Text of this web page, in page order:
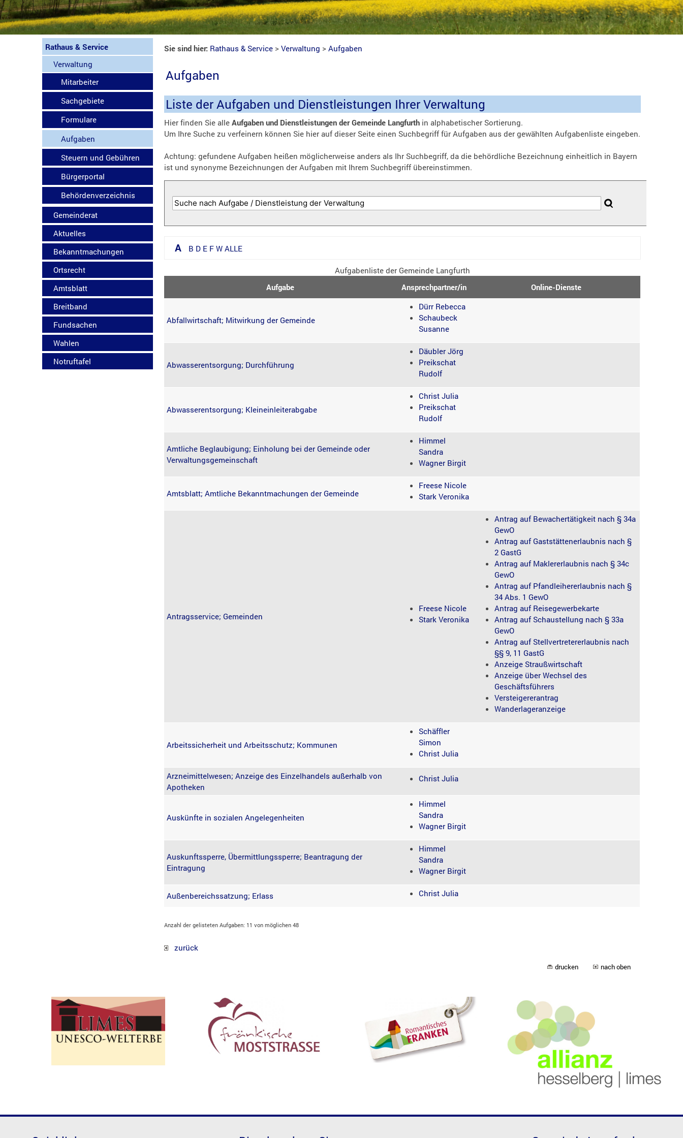
Rathaus & Service
Verwaltung
Mitarbeiter
Sachgebiete
Formulare
Aufgaben
Steuern und Gebühren
Bürgerportal
Behördenverzeichnis
Gemeinderat
Aktuelles
Bekanntmachungen
Ortsrecht
Amtsblatt
Breitband
Fundsachen
Wahlen
Notruftafel
Sie sind hier: Rathaus & Service >Verwaltung >Aufgaben
Aufgaben
Liste der Aufgaben und Dienstleistungen Ihrer Verwaltung
Hier finden Sie alleAufgaben und Dienstleistungen der Gemeinde Langfurth in alphabetischer Sortierung.
Um Ihre Suche zu verfeinern können Sie hier auf dieser Seite einen Suchbegriff für Aufgaben aus der gewählten Aufgabenliste eingeben.
Achtung: gefundene Aufgaben heißen möglicherweise anders als Ihr Suchbegriff, da die behördliche Bezeichnung einheitlich in Bayern
ist und synonyme Bezeichnungen der Aufgaben mit Ihrem Suchbegriff übereinstimmen.
A B D E F W ALLE
Aufgabenliste der Gemeinde Langfurth
Aufgabe
Ansprechpartner/in Online-Dienste
Abfallwirtschaft; Mitwirkung der Gemeinde
Dürr Rebecca
Schaubeck
Susanne
Abwasserentsorgung; Durchführung
Däubler Jörg
Preikschat
Rudolf
Abwasserentsorgung; Kleineinleiterabgabe
Christ Julia
Preikschat
Rudolf
Amtliche Beglaubigung; Einholung bei der Gemeinde oder
Verwaltungsgemeinschaft
Himmel
Sandra
Wagner Birgit
Amtsblatt; Amtliche Bekanntmachungen der Gemeinde
Freese Nicole
Stark Veronika
Antragsservice; Gemeinden
Freese Nicole
Stark Veronika
Antrag auf Bewachertätigkeit nach § 34a
GewO
Antrag auf Gaststättenerlaubnis nach §
2 GastG
Antrag auf Maklererlaubnis nach § 34c
GewO
Antrag auf Pfandleihererlaubnis nach §
34 Abs. 1 GewO
Antrag auf Reisegewerbekarte
Antrag auf Schaustellung nach § 33a
GewO
Antrag auf Stellvertretererlaubnis nach
§§ 9, 11 GastG
Anzeige Straußwirtschaft
Anzeige über Wechsel des
Geschäftsführers
Versteigererantrag
Wanderlageranzeige
Arbeitssicherheit und Arbeitsschutz; Kommunen
Schäffler
Simon
Christ Julia
Arzneimittelwesen; Anzeige des Einzelhandels außerhalb von
Apotheken
Christ Julia
Auskünfte in sozialen Angelegenheiten
Himmel
Sandra
Wagner Birgit
Auskunftssperre, Übermittlungssperre; Beantragung der
Eintragung
Himmel
Sandra
Wagner Birgit
Außenbereichssatzung; Erlass Christ Julia
Anzahl der gelisteten Aufgaben: 11 von möglichen 48
zurück
drucken nach oben